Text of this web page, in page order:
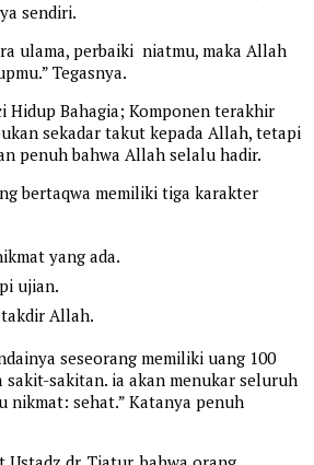
sendiri.
ulama, perbaiki niatmu, maka Allah
Tegasnya.
Hidup Bahagia; Komponen terakhir
sekadar takut kepada Allah, tetapi
penuh bahwa Allah selalu hadir.
bertaqwa memiliki tiga karakter
yang ada.
ujian.
Allah.
seseorang memiliki uang 100
sakitan. ia akan menukar seluruh
nikmat: sehat.” Katanya penuh